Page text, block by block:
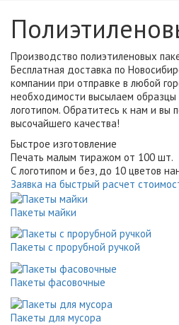
Производство полиэтиленовых
Бесплатная доставка по
компании при отправке в любой
необходимости высылаем образцы
логотипом. Обратитесь к нам и вы
высочайшего качества!
Быстрое изготовление
Печать малым тиражом от 100 шт.
С логотипом и без, до 10 цветов
Заявка на быстрый расчет
Пакеты майки
Пакеты с прорубной ручкой
Пакеты фасовочные
Пакеты для мусора